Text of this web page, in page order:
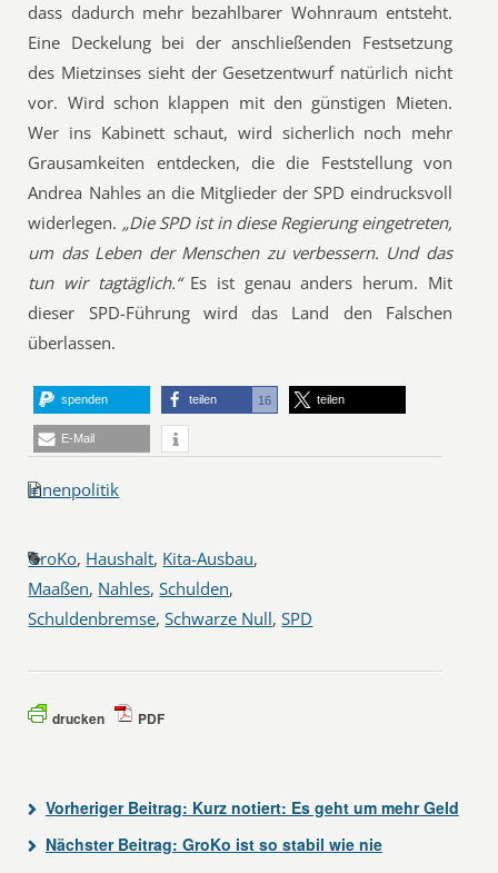
dass dadurch mehr bezahlbarer Wohnraum entsteht.
Eine Deckelung bei der anschließenden Festsetzung
des Mietzinses sieht der Gesetzentwurf natürlich nicht
vor. Wird schon klappen mit den günstigen Mieten.
Wer ins Kabinett schaut, wird sicherlich noch mehr
Grausamkeiten entdecken, die die Feststellung von
Andrea Nahles an die Mitglieder der SPD eindrucksvoll
widerlegen. „Die SPD ist in diese Regierung eingetreten,
um das Leben der Menschen zu verbessern. Und das
tun wir tagtäglich.“Es ist genau anders herum. Mit
dieser SPD-Führung wird das Land den Falschen
überlassen.
spenden teilen 16 teilen
E-Mail
Innenpolitik
GroKo, Haushalt, Kita-Ausbau,
Maaßen, Nahles,Schulden,
Schuldenbremse,Schwarze Null,SPD
drucken PDF
Vorheriger Beitrag: Kurz notiert: Es geht um mehr Geld
Nächster Beitrag: GroKo ist so stabil wie nie